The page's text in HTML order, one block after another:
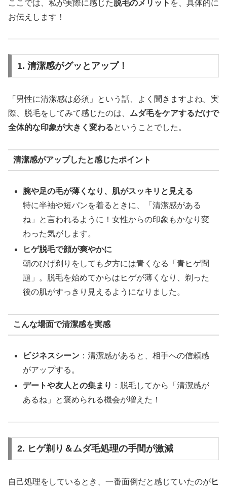
ここでは、私が実際に感じた脱毛のメリット を、具体的に
お伝えします！
1. 清潔感がグッとアップ！
「男性に清潔感は必須」という話、よく聞きますよね。実
際、脱毛をしてみて感じたのは、 ムダ毛をケアするだけで
全体的な印象が大きく変わるということでした。
清潔感がアップしたと感じたポイント
腕や足の毛が薄くなり、肌がスッキリと見える
特に半袖や短パンを着るときに、「清潔感がある
ね」と言われるように！女性からの印象もかなり変
わった気がします。
ヒゲ脱毛で顔が爽やかに
朝のひげ剃りをしても夕方には青くなる「青ヒゲ問
題」。脱毛を始めてからはヒゲが薄くなり、剃った
後の肌がすっきり見えるようになりました。
こんな場面で清潔感を実感
ビジネスシーン ：清潔感があると、相手への信頼感
がアップする。
デートや友人との集まり ：脱毛してから「清潔感が
あるね」と褒められる機会が増えた！
2. ヒゲ剃り＆ムダ毛処理の手間が激減
自己処理をしているとき、一番面倒だと感じていたのがヒ